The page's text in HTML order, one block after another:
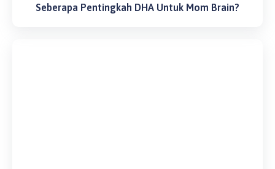
Seberapa Pentingkah DHA Untuk Mom Brain?